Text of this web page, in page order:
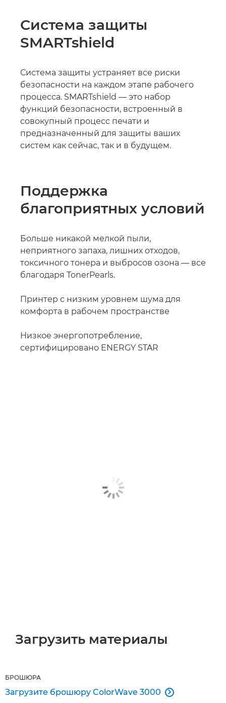
Система защиты
SMARTshield
Система защиты устраняет все риски
безопасности на каждом этапе рабочего
процесса. SMARTshield — это набор
функций безопасности, встроенный в
совокупный процесс печати и
предназначенный для защиты ваших
систем как сейчас, так и в будущем.
Поддержка
благоприятных условий
Больше никакой мелкой пыли,
неприятного запаха, лишних отходов,
токсичного тонера и выбросов озона — все
благодаря TonerPearls.
Принтер с низким уровнем шума для
комфорта в рабочем пространстве
Низкое энергопотребление,
сертифицировано ENERGY STAR
Загрузить материалы
БРОШЮРА
Загрузите брошюру ColorWave 3000 